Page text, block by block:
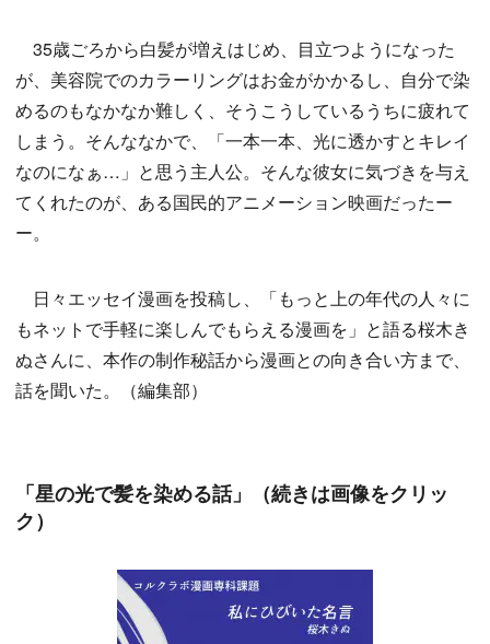
35歳ごろから白髪が増えはじめ、目立つようになった
が、美容院でのカラーリングはお金がかかるし、自分で染
めるのもなかなか難しく、そうこうしているうちに疲れて
しまう。そんななかで、「一本一本、光に透かすとキレイ
なのになぁ…」と思う主人公。そんな彼女に気づきを与え
てくれたのが、ある国民的アニメーション映画だったー
ー。
日々エッセイ漫画を投稿し、「もっと上の年代の人々に
もネットで手軽に楽しんでもらえる漫画を」と語る桜木き
ぬさんに、本作の制作秘話から漫画との向き合い方まで、
話を聞いた。（編集部）
「星の光で髪を染める話」（続きは画像をクリッ
ク）